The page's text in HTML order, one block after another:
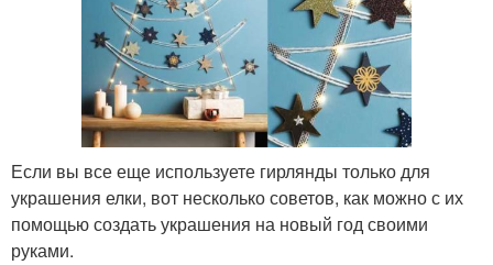
Если вы все еще используете гирлянды только для
украшения елки, вот несколько советов, как можно с их
помощью создать украшения на новый год своими
руками.